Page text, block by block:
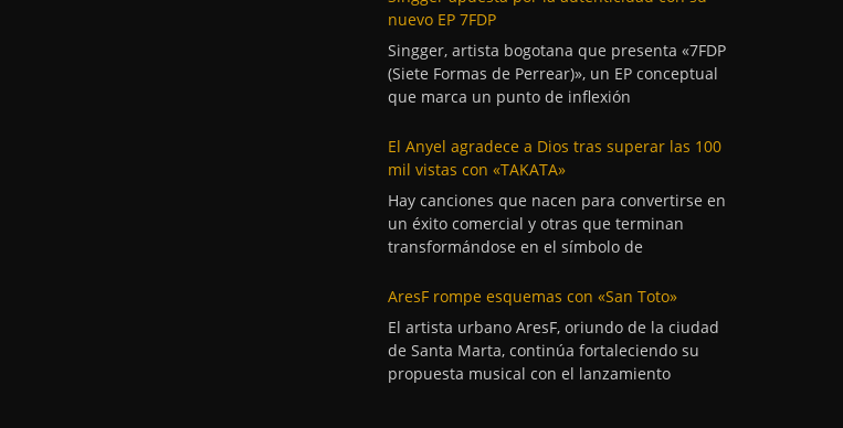
nuevo EP 7FDP
Singger, artista bogotana que presenta «7FDP
(Siete Formas de Perrear)», un EP conceptual
que marca un punto de inflexión
El Anyel agradece a Dios tras superar las 100
mil vistas con «TAKATA»
Hay canciones que nacen para convertirse en
un éxito comercial y otras que terminan
transformándose en el símbolo de
AresF rompe esquemas con «San Toto»
El artista urbano AresF, oriundo de la ciudad
de Santa Marta, continúa fortaleciendo su
propuesta musical con el lanzamiento